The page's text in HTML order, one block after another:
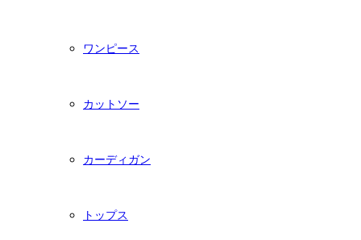
ワンピース
カットソー
カーディガン
トップス